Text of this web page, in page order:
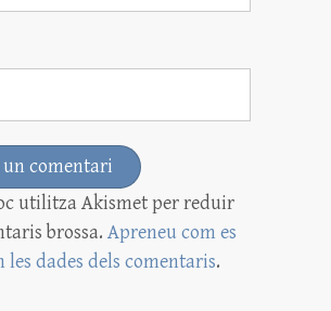
utilitza Akismet per reduir
brossa. Apreneu com es
les dades dels comentaris.